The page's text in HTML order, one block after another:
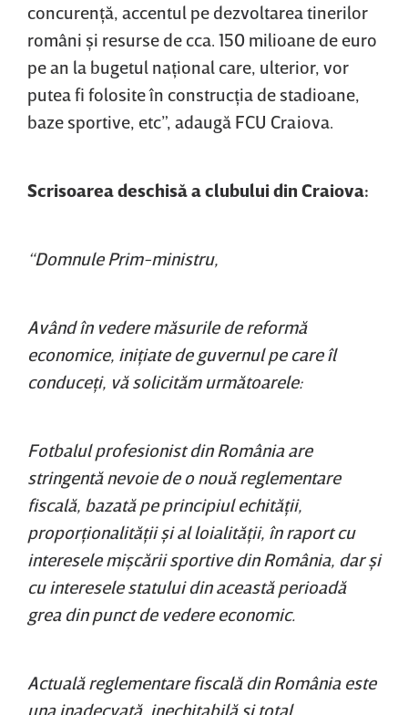
concurenţă, accentul pe dezvoltarea tinerilor
români şi resurse de cca. 150 milioane de euro
pe an la bugetul naţional care, ulterior, vor
putea fi folosite în construcţia de stadioane,
baze sportive, etc”, adaugă FCU Craiova.
Scrisoarea deschisă a clubului din Craiova:
“Domnule Prim-ministru,
Având în vedere măsurile de reformă
economice, iniţiate de guvernul pe care îl
conduceţi, vă solicităm următoarele:
Fotbalul profesionist din România are
stringentă nevoie de o nouă reglementare
fiscală, bazată pe principiul echităţii,
proporţionalităţii şi al loialităţii, în raport cu
interesele mişcării sportive din România, dar şi
cu interesele statului din această perioadă
grea din punct de vedere economic.
Actuală reglementare fiscală din România este
una inadecvată, inechitabilă şi total